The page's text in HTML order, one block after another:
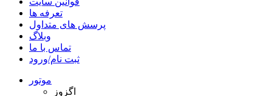
تعرفه ها
پرسش های متداول
وبلاگ
تماس با ما
ثبت نام/ورود
موتور
اگزوز